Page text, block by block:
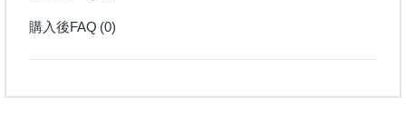
購入後FAQ (0)